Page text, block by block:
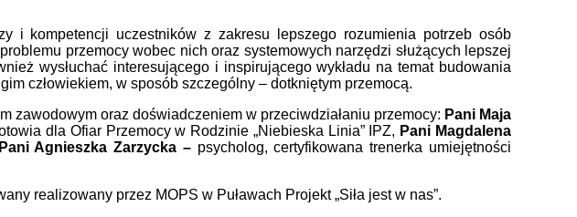
i kompetencji uczestników z zakresu lepszego rozumienia potrzeb osób
przemocy wobec nich oraz systemowych narzędzi służących lepszej
wysłuchać interesującego i inspirującego wykładu na temat budowania
człowiekiem, w sposób szczególny – dotkniętym przemocą.
zawodowym oraz doświadczeniem w przeciwdziałaniu przemocy: Pani Maja
dla Ofiar Przemocy w Rodzinie „Niebieska Linia” IPZ, Pani Magdalena
Pani Agnieszka Zarzycka –psycholog, certyfikowana trenerka umiejętności
realizowany przez MOPS w Puławach Projekt „Siła jest w nas”.